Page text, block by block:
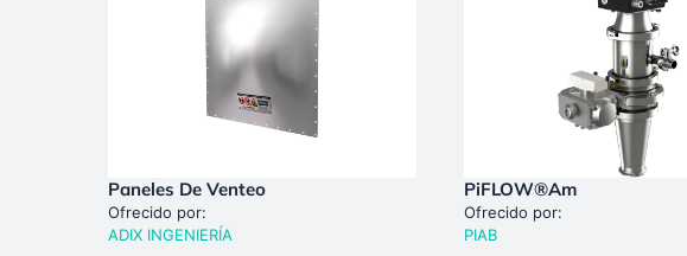
Paneles De Venteo
Ofrecido por:
ADIX INGENIERÍA
PiFLOW®am
Ofrecido por:
PIAB